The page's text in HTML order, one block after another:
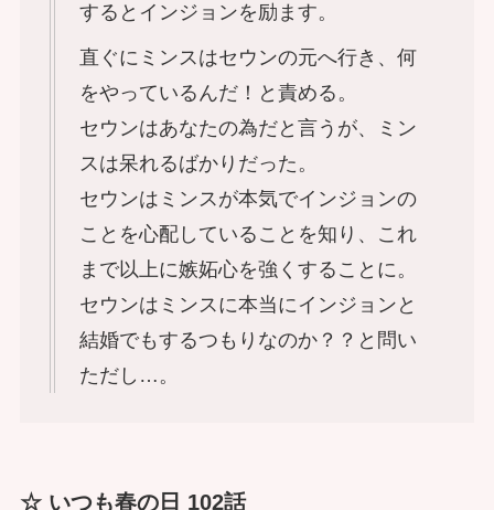
するとインジョンを励ます。
直ぐにミンスはセウンの元へ行き、何
をやっているんだ！と責める。
セウンはあなたの為だと言うが、ミン
スは呆れるばかりだった。
セウンはミンスが本気でインジョンの
ことを心配していることを知り、これ
まで以上に嫉妬心を強くすることに。
セウンはミンスに本当にインジョンと
結婚でもするつもりなのか？？と問い
ただし…。
☆ いつも春の日 102話